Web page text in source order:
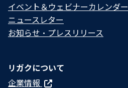
イベント＆ウェビナーカレンダー
ニュースレター
お知らせ・プレスリリース
リガクについて
企業情報